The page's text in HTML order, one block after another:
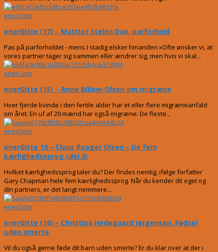
enerGitte
enerGitte (17) – Mattias Stølen Due, parforhold
Pas på parforholdet - mens I stadig elsker hinanden »Ofte ønsker vi, at
vores partner tager sig sammen eller ændrer sig, men hvis vi skal...
enerGitte
enerGitte (15) – Anne Bülow-Olsen om migræne
Hver fjerde kvinde i den fertile alder har et eller flere migræneanfald
om året. En uf af 20 mænd har også migræne. De fleste...
enerGitte
enerGitte 19 – Claus Roager Olsen – De fem
kærlighedssprog (del 2)
Hvilket kærlighedssprog taler du? Der findes nemlig, ifølge forfatter
Gary Chapman hele fem kærlighedssprog. Når du kender dit eget og
din partners, er det langt nemmere...
enerGitte
enerGitte (16) – Christina Hedegaard Jørgensen, Fødsel
uden smerte
Vil du også gerne føde dit barn uden smerte? Er du klar over at der i